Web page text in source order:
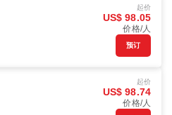
起价
US$ 98.05
价格/人
预订
起价
US$ 98.74
价格/人